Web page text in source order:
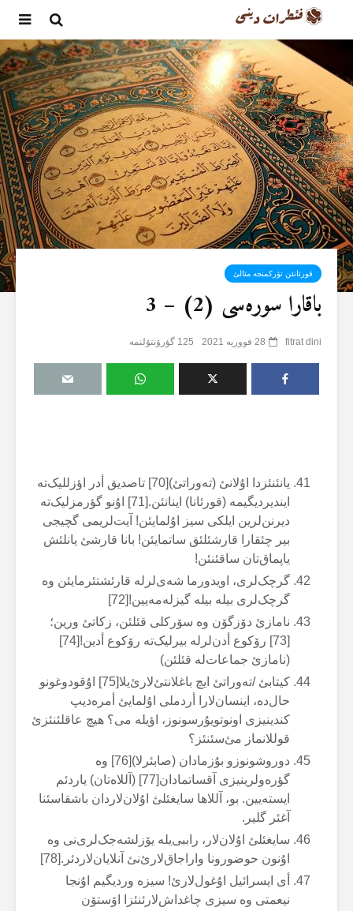
قورئانئن تۆرکمنجە مئالئ
باقارا سورەسی (2) – 3
fitrat dini 28 فووریه 2021 125 گؤرۆنتۆلنمە
یانئنئزدا اۇلانئ (تەوراتئ)[70] تاصدیق أدر اؤزللیک‌تە
ایندیردیگیمە (قورئانا) اینانئن.[71] اۇنو گؤرمزلیک‌تە
دیرنن‌لرین ایلکی سیز اۇلمایئن! آیت‌لریمی گچیجی
بیر چئقارا قارشئلئق ساتمایئن! بانا قارشئ یانلئش
یاپماق‌تان ساقئنئن!
گرچک‌لری، اویدورما شەی‌لرلە قارئشتئرمایئن وە
گرچک‌لری بیلە بیلە گیزلەمەیین![72]
نامازئ دۆزگۆن وە سۆرکلی قئلئن، زکاتئ ورین؛
[73] رۆکوع أدن‌لرلە بیرلیک‌تە رۆکوع أدین![74]
(نامازئ جماعات‌لە قئلئن)
کیتابئ /تەوراتئ ایچ باغلانتئ‌لارئ‌یلا[75] اۇقودوغونو
حال‌دە، اینسان‌لارا أردملی اۇلمایئ أمرەدیپ
کندینیزی اونوتویۇرسونوز، اؤیلە می؟ هیچ عاقلئنئزئ
قوللانماز مئ‌سئنئز؟
دوروشونوزو بۇزمادان (صابئرلا)[76] وە
گؤرەولرینیزی آقساتمادان[77] (آللاەتان) یاردئم
ایستەیین. بو، آللاها سایغئلئ اۇلان‌لاردان باشقاسئنا
آغئر گلیر.
سایغئلئ اۇلان‌لار، راببی‌یلە یۆزلشەجک‌لری‌نی وە
اۇنون حوضورونا واراجاق‌لارئ‌نئ آنلایان‌لاردئر.[78]
أی ایسرائیل اۇغول‌لارئ! سیزە وردیگیم اۇنجا
نیعمتی وە سیزی چاغداش‌لارئنئزا اۆستۆن